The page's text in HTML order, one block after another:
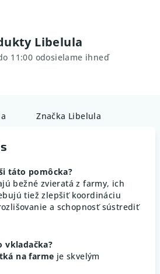
Libelula
11:00 odosielame ihneď
Značka Libelula
táto pomôcka?
bežné zvieratá z farmy, ich
tiež zlepšiť koordináciu
a schopnosť sústrediť
vkladačka?
na farme je skvelým